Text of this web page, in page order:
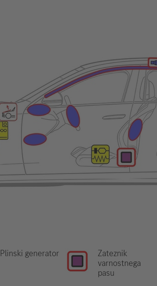
Plinski generator
Zateznik
varnostnega
pasu